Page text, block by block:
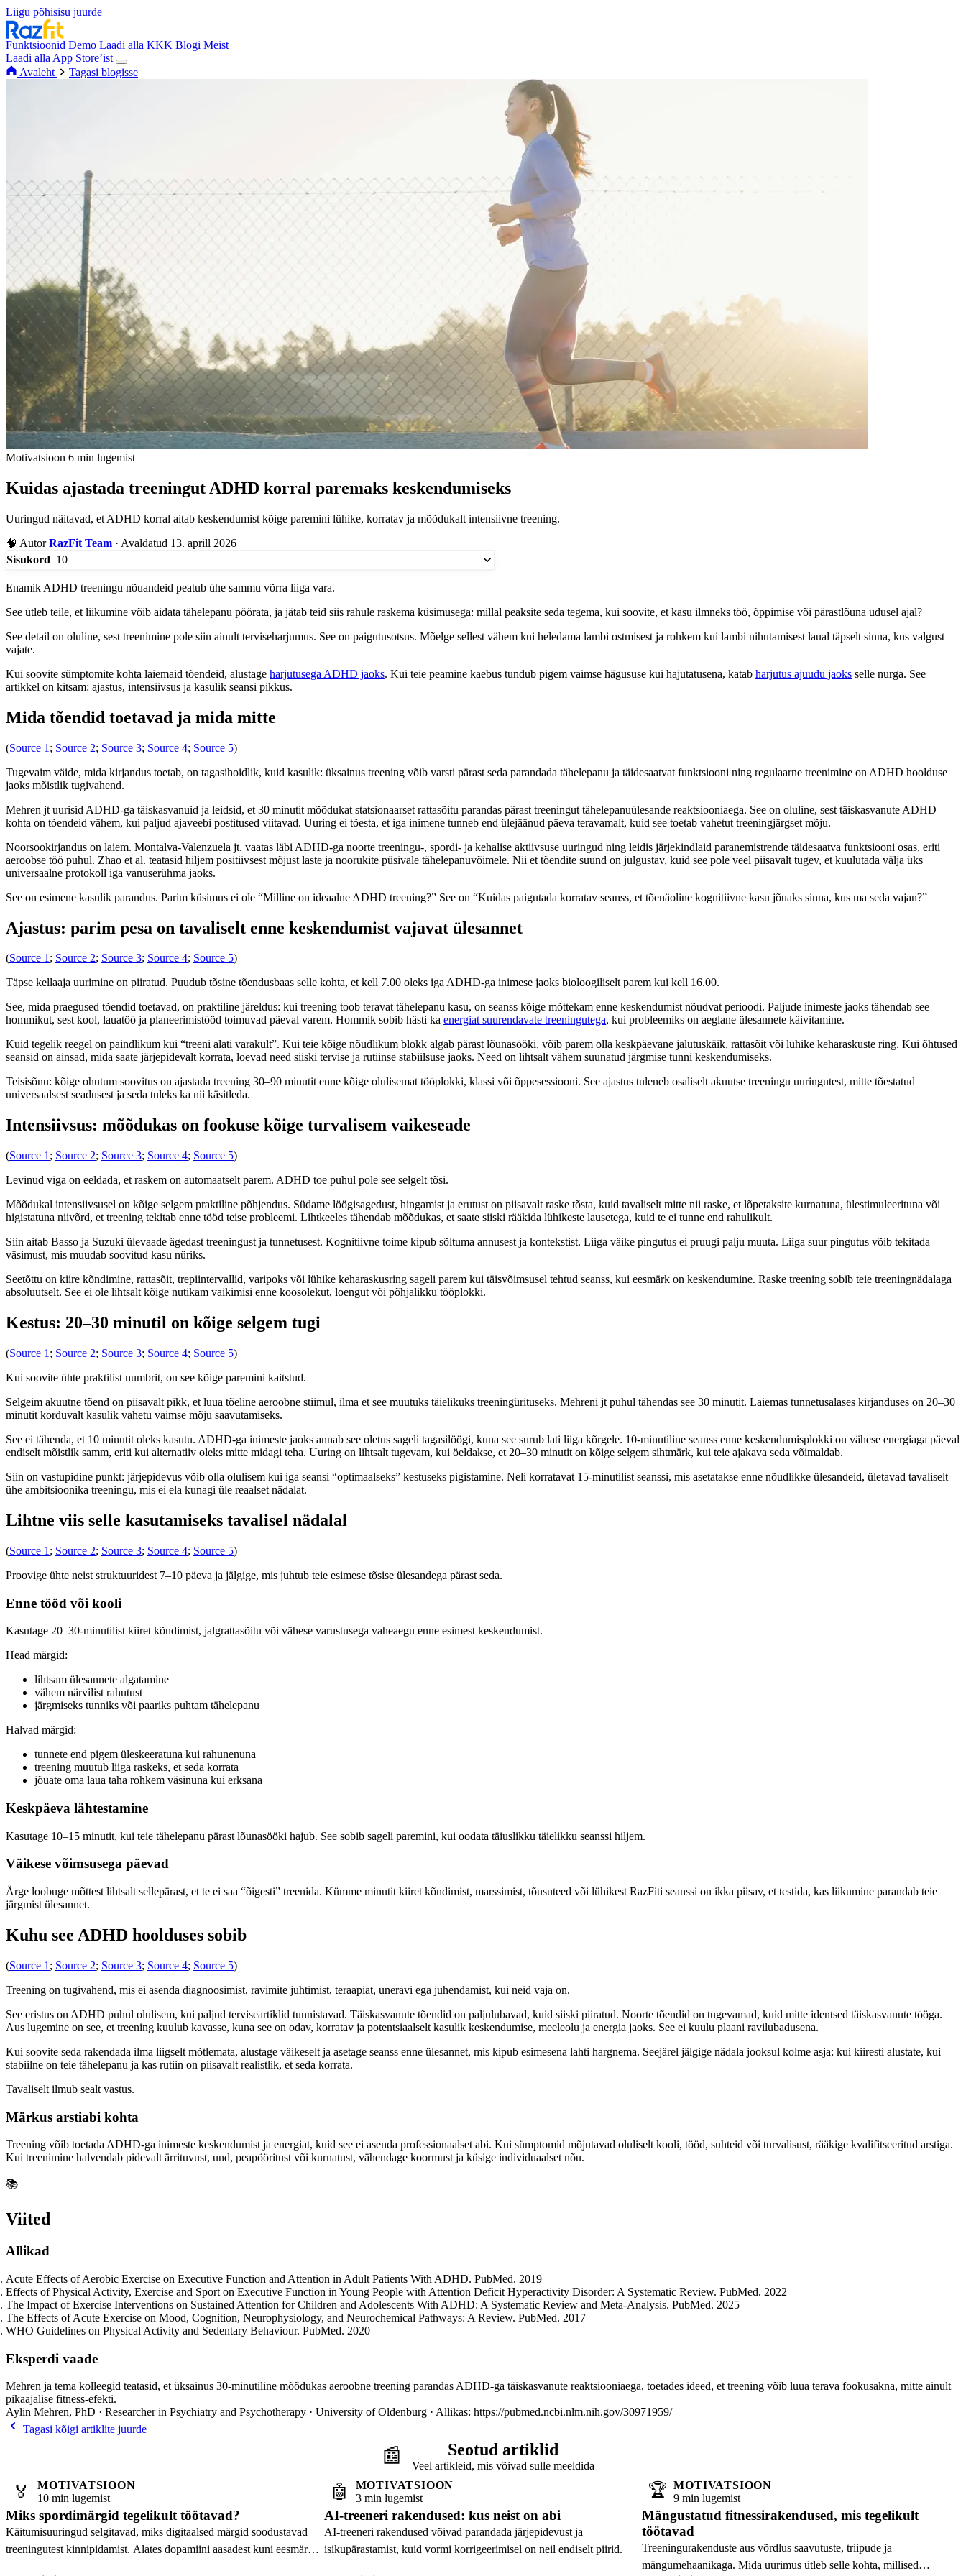
Liigu põhisisu juurde
Funktsioonid Demo Laadi alla KKK Blogi Meist
Laadi alla App Store’ist
Avaleht
Tagasi blogisse
Motivatsioon 6 min lugemist
Kuidas ajastada treeningut ADHD korral paremaks keskendumiseks
Uuringud näitavad, et ADHD korral aitab keskendumist kõige paremini lühike, korratav ja mõõdukalt intensiivne treening.
🧠 AutorRazFit Team · Avaldatud 13. aprill 2026
Sisukord 10
Enamik ADHD treeningu nõuandeid peatub ühe sammu võrra liiga vara.
See ütleb teile, et liikumine võib aidata tähelepanu pöörata, ja jätab teid siis rahule raskema küsimusega: millal peaksite seda tegema, kui soovite, et kasu ilmneks töö, õppimise või pärastlõuna udusel ajal?
See detail on oluline, sest treenimine pole siin ainult terviseharjumus. See on paigutusotsus. Mõelge sellest vähem kui heledama lambi ostmisest ja rohkem kui lambi nihutamisest laual täpselt sinna, kus valgust
vajate.
Kui soovite sümptomite kohta laiemaid tõendeid, alustage harjutusega ADHD jaoks. Kui teie peamine kaebus tundub pigem vaimse hägususe kui hajutatusena, katab harjutus ajuudu jaoks selle nurga. See
artikkel on kitsam: ajastus, intensiivsus ja kasulik seansi pikkus.
Mida tõendid toetavad ja mida mitte
(Source 1 ; Source 2; Source 3; Source 4; Source 5)
Tugevaim väide, mida kirjandus toetab, on tagasihoidlik, kuid kasulik: üksainus treening võib varsti pärast seda parandada tähelepanu ja täidesaatvat funktsiooni ning regulaarne treenimine on ADHD hoolduse
jaoks mõistlik tugivahend.
Mehren jt uurisid ADHD-ga täiskasvanuid ja leidsid, et 30 minutit mõõdukat statsionaarset rattasõitu parandas pärast treeningut tähelepanuülesande reaktsiooniaega. See on oluline, sest täiskasvanute ADHD
kohta on tõendeid vähem, kui paljud ajaveebi postitused viitavad. Uuring ei tõesta, et iga inimene tunneb end ülejäänud päeva teravamalt, kuid see toetab vahetut treeningjärgset mõju.
Noorsookirjandus on laiem. Montalva-Valenzuela jt. vaatas läbi ADHD-ga noorte treeningu-, spordi- ja kehalise aktiivsuse uuringud ning leidis järjekindlaid paranemistrende täidesaatva funktsiooni osas, eriti
aeroobse töö puhul. Zhao et al. teatasid hiljem positiivsest mõjust laste ja noorukite püsivale tähelepanuvõimele. Nii et tõendite suund on julgustav, kuid see pole veel piisavalt tugev, et kuulutada välja üks
universaalne protokoll iga vanuserühma jaoks.
See on esimene kasulik parandus. Parim küsimus ei ole “Milline on ideaalne ADHD treening?” See on “Kuidas paigutada korratav seanss, et tõenäoline kognitiivne kasu jõuaks sinna, kus ma seda vajan?”
Ajastus: parim pesa on tavaliselt enne keskendumist vajavat ülesannet
(Source 1; Source 2; Source 3; Source 4; Source 5)
Täpse kellaaja uurimine on piiratud. Puudub tõsine tõendusbaas selle kohta, et kell 7.00 oleks iga ADHD-ga inimese jaoks bioloogiliselt parem kui kell 16.00.
See, mida praegused tõendid toetavad, on praktiline järeldus: kui treening toob teravat tähelepanu kasu, on seanss kõige mõttekam enne keskendumist nõudvat perioodi. Paljude inimeste jaoks tähendab see
hommikut, sest kool, lauatöö ja planeerimistööd toimuvad päeval varem. Hommik sobib hästi ka energiat suurendavate treeningutega, kui probleemiks on aeglane ülesannete käivitamine.
Kuid tegelik reegel on paindlikum kui “treeni alati varakult”. Kui teie kõige nõudlikum blokk algab pärast lõunasööki, võib parem olla keskpäevane jalutuskäik, rattasõit või lühike keharaskuste ring. Kui õhtused
seansid on ainsad, mida saate järjepidevalt korrata, loevad need siiski tervise ja rutiinse stabiilsuse jaoks. Need on lihtsalt vähem suunatud järgmise tunni keskendumiseks.
Teisisõnu: kõige ohutum soovitus on ajastada treening 30–90 minutit enne kõige olulisemat tööplokki, klassi või õppesessiooni. See ajastus tuleneb osaliselt akuutse treeningu uuringutest, mitte tõestatud
universaalsest seadusest ja seda tuleks ka nii käsitleda.
Intensiivsus: mõõdukas on fookuse kõige turvalisem vaikeseade
(Source 1 ; Source 2; Source 3; Source 4; Source 5)
Levinud viga on eeldada, et raskem on automaatselt parem. ADHD toe puhul pole see selgelt tõsi.
Mõõdukal intensiivsusel on kõige selgem praktiline põhjendus. Südame löögisagedust, hingamist ja erutust on piisavalt raske tõsta, kuid tavaliselt mitte nii raske, et lõpetaksite kurnatuna, ülestimuleerituna või
higistatuna niivõrd, et treening tekitab enne tööd teise probleemi. Lihtkeeles tähendab mõõdukas, et saate siiski rääkida lühikeste lausetega, kuid te ei tunne end rahulikult.
Siin aitab Basso ja Suzuki ülevaade ägedast treeningust ja tunnetusest. Kognitiivne toime kipub sõltuma annusest ja kontekstist. Liiga väike pingutus ei pruugi palju muuta. Liiga suur pingutus võib tekitada
väsimust, mis muudab soovitud kasu nüriks.
Seetõttu on kiire kõndimine, rattasõit, trepiintervallid, varipoks või lühike keharaskusring sageli parem kui täisvõimsusel tehtud seanss, kui eesmärk on keskendumine. Raske treening sobib teie treeningnädalaga
absoluutselt. See ei ole lihtsalt kõige nutikam vaikimisi enne koosolekut, loengut või põhjalikku tööplokki.
Kestus: 20–30 minutil on kõige selgem tugi
(Source 1 ; Source 2; Source 3; Source 4; Source 5)
Kui soovite ühte praktilist numbrit, on see kõige paremini kaitstud.
Selgeim akuutne tõend on piisavalt pikk, et luua tõeline aeroobne stiimul, ilma et see muutuks täielikuks treeningürituseks. Mehreni jt puhul tähendas see 30 minutit. Laiemas tunnetusalases kirjanduses on 20–30
minutit korduvalt kasulik vahetu vaimse mõju saavutamiseks.
See ei tähenda, et 10 minutit oleks kasutu. ADHD-ga inimeste jaoks annab see oletus sageli tagasilöögi, kuna see surub lati liiga kõrgele. 10-minutiline seanss enne keskendumisplokki on vähese energiaga päeval
endiselt mõistlik samm, eriti kui alternatiiv oleks mitte midagi teha. Uuring on lihtsalt tugevam, kui öeldakse, et 20–30 minutit on kõige selgem sihtmärk, kui teie ajakava seda võimaldab.
Siin on vastupidine punkt: järjepidevus võib olla olulisem kui iga seansi “optimaalseks” kestuseks pigistamine. Neli korratavat 15-minutilist seanssi, mis asetatakse enne nõudlikke ülesandeid, ületavad tavaliselt
ühe ambitsioonika treeningu, mis ei ela kunagi üle reaalset nädalat.
Lihtne viis selle kasutamiseks tavalisel nädalal
(Source 1 ; Source 2; Source 3; Source 4; Source 5)
Proovige ühte neist struktuuridest 7–10 päeva ja jälgige, mis juhtub teie esimese tõsise ülesandega pärast seda.
Enne tööd või kooli
Kasutage 20–30-minutilist kiiret kõndimist, jalgrattasõitu või vähese varustusega vaheaegu enne esimest keskendumist.
Head märgid:
lihtsam ülesannete algatamine
vähem närvilist rahutust
järgmiseks tunniks või paariks puhtam tähelepanu
Halvad märgid:
tunnete end pigem üleskeeratuna kui rahunenuna
treening muutub liiga raskeks, et seda korrata
jõuate oma laua taha rohkem väsinuna kui erksana
Keskpäeva lähtestamine
Kasutage 10–15 minutit, kui teie tähelepanu pärast lõunasööki hajub. See sobib sageli paremini, kui oodata täiuslikku täielikku seanssi hiljem.
Väikese võimsusega päevad
Ärge loobuge mõttest lihtsalt sellepärast, et te ei saa “õigesti” treenida. Kümme minutit kiiret kõndimist, marssimist, tõusuteed või lühikest RazFiti seanssi on ikka piisav, et testida, kas liikumine parandab teie
järgmist ülesannet.
Kuhu see ADHD hoolduses sobib
(Source 1 ; Source 2; Source 3; Source 4; Source 5)
Treening on tugivahend, mis ei asenda diagnoosimist, ravimite juhtimist, teraapiat, uneravi ega juhendamist, kui neid vaja on.
See eristus on ADHD puhul olulisem, kui paljud terviseartiklid tunnistavad. Täiskasvanute tõendid on paljulubavad, kuid siiski piiratud. Noorte tõendid on tugevamad, kuid mitte identsed täiskasvanute tööga.
Aus lugemine on see, et treening kuulub kavasse, kuna see on odav, korratav ja potentsiaalselt kasulik keskendumise, meeleolu ja energia jaoks. See ei kuulu plaani ravilubadusena.
Kui soovite seda rakendada ilma liigselt mõtlemata, alustage väikeselt ja asetage seanss enne ülesannet, mis kipub esimesena lahti hargnema. Seejärel jälgige nädala jooksul kolme asja: kui kiiresti alustate, kui
stabiilne on teie tähelepanu ja kas rutiin on piisavalt realistlik, et seda korrata.
Tavaliselt ilmub sealt vastus.
Märkus arstiabi kohta
Treening võib toetada ADHD-ga inimeste keskendumist ja energiat, kuid see ei asenda professionaalset abi. Kui sümptomid mõjutavad oluliselt kooli, tööd, suhteid või turvalisust, rääkige kvalifitseeritud arstiga.
Kui treenimine halvendab pidevalt ärrituvust, und, peapööritust või kurnatust, vähendage koormust ja küsige individuaalset nõu.
📚
Viited
Allikad
Acute Effects of Aerobic Exercise on Executive Function and Attention in Adult Patients With ADHD. PubMed. 2019
Effects of Physical Activity, Exercise and Sport on Executive Function in Young People with Attention Deficit Hyperactivity Disorder: A Systematic Review. PubMed. 2022
The Impact of Exercise Interventions on Sustained Attention for Children and Adolescents With ADHD: A Systematic Review and Meta-Analysis. PubMed. 2025
The Effects of Acute Exercise on Mood, Cognition, Neurophysiology, and Neurochemical Pathways: A Review. PubMed. 2017
WHO Guidelines on Physical Activity and Sedentary Behaviour. PubMed. 2020
Eksperdi vaade
Mehren ja tema kolleegid teatasid, et üksainus 30-minutiline mõõdukas aeroobne treening parandas ADHD-ga täiskasvanute reaktsiooniaega, toetades ideed, et treening võib luua terava fookusakna, mitte ainult
pikaajalise fitness-efekti.
Aylin Mehren, PhD · Researcher in Psychiatry and Psychotherapy · University of Oldenburg · Allikas: https://pubmed.ncbi.nlm.nih.gov/30971959/
Tagasi kõigi artiklite juurde
📰 Seotud artiklid
Veel artikleid, mis võivad sulle meeldida
🏅
MOTIVATSIOON
10 min lugemist
Miks spordimärgid tegelikult töötavad?
Käitumisuuringud selgitavad, miks digitaalsed märgid soodustavad
treeningutest kinnipidamist. Alates dopamiini aasadest kuni eesmärgi
🤖
MOTIVATSIOON
3 min lugemist
AI-treeneri rakendused: kus neist on abi
AI-treeneri rakendused võivad parandada järjepidevust ja
isikupärastamist, kuid vormi korrigeerimisel on neil endiselt piirid.
🏆
MOTIVATSIOON
9 min lugemist
Mängustatud fitnessirakendused, mis tegelikult
töötavad
Treeningurakenduste aus võrdlus saavutuste, triipude ja
mängumehaanikaga. Mida uurimus ütleb selle kohta, millised